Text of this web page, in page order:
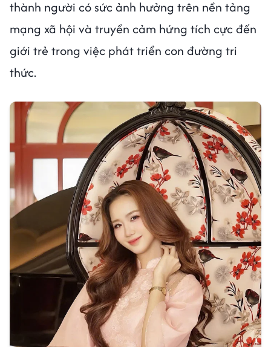
thành người có sức ảnh hưởng trên nền tảng
mạng xã hội và truyền cảm hứng tích cực đến
giới trẻ trong việc phát triển con đường tri
thức.